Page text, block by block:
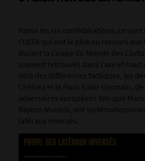
Parmi les six confédérations, ce sont
l’UEFA qui ont le plus eu recours
durant la Coupe du Monde des
souvent retrouvés dans l’axe et
delà des différences tactiques, les
Chelsea et le Paris Saint-Germain,
adversaires européens tels que
Bayern Munich, ont
latéraux inversés.